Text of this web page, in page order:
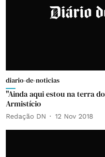
diario-de-noticias
"Ainda aqui estou na terra
Armistício
Redação DN 12 Nov 2018